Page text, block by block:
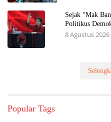
Sejak “Mak
Politikus
8 Agustus 2026
Popular Tags